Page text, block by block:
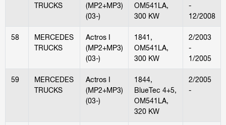
TRUCKS
(MP2+MP3)
(03-)
OM541LA,
300 KW
-
12/2008
58
MERCEDES
TRUCKS
Actros I
(MP2+MP3)
(03-)
1841,
OM541LA,
300 KW
2/2003
-
1/2005
59
MERCEDES
TRUCKS
Actros I
(MP2+MP3)
(03-)
1844,
BlueTec 4+5,
OM541LA,
320 KW
2/2005
-